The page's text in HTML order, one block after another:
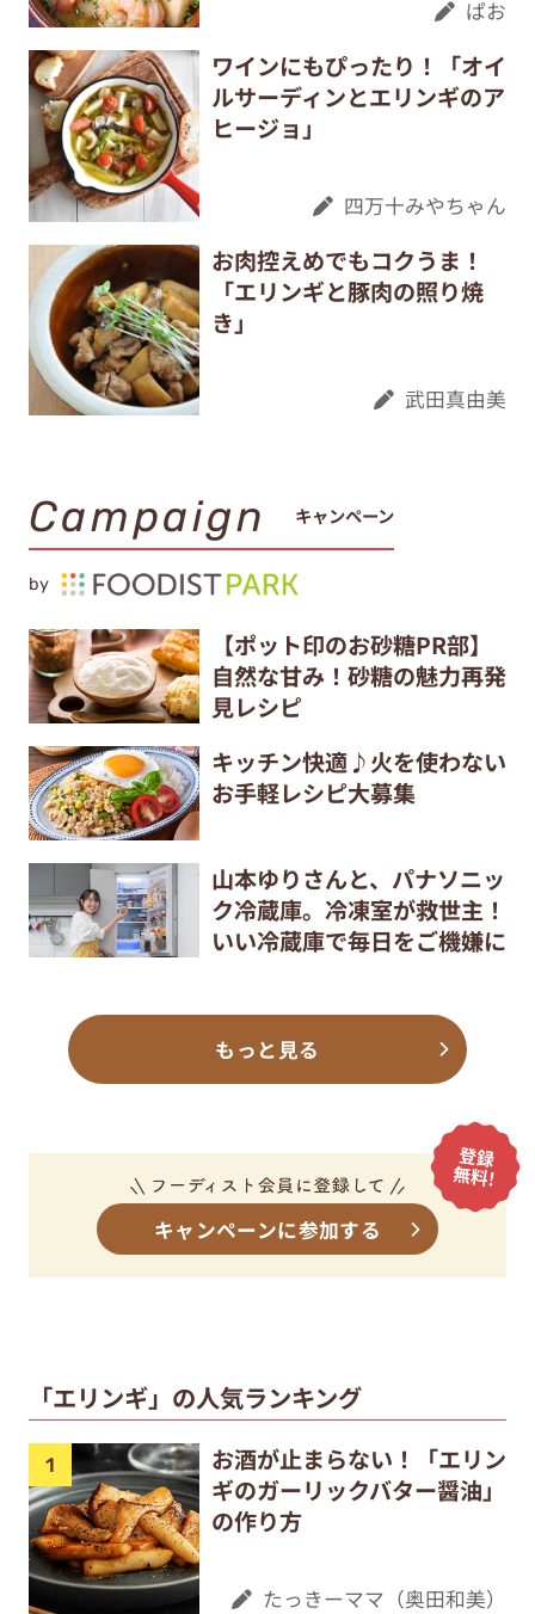
ぱお
ワインにもぴったり！「オイ
ルサーディンとエリンギのア
ヒージョ」
四万十みやちゃん
お肉控えめでもコクうま！
「エリンギと豚肉の照り焼
き」
武田真由美
Campaign キャンペーン
by
【ポット印のお砂糖PR部】
自然な甘み！砂糖の魅力再発
見レシピ
キッチン快適♪火を使わない
お手軽レシピ大募集
山本ゆりさんと、パナソニッ
ク冷蔵庫。冷凍室が救世主！
いい冷蔵庫で毎日をご機嫌に
もっと見る
キャンペーンに参加する
「エリンギ」の人気ランキング
お酒が止まらない！「エリン
ギのガーリックバター醤油」
の作り方
たっきーママ（奥田和美）